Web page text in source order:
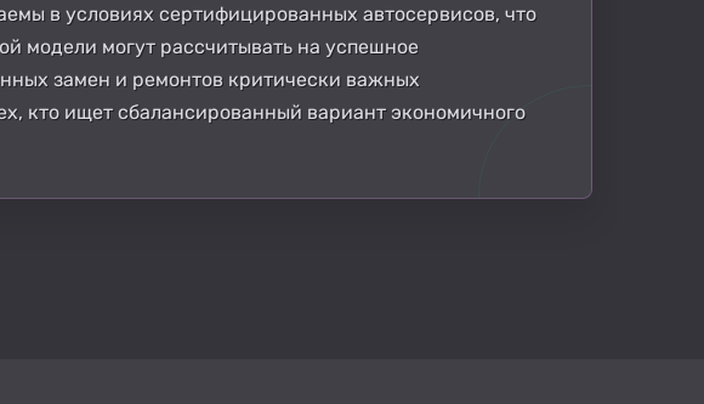
в условиях сертифицированных автосервисов, что
модели могут рассчитывать на успешное
замен и ремонтов критически важных
кто ищет сбалансированный вариант экономичного